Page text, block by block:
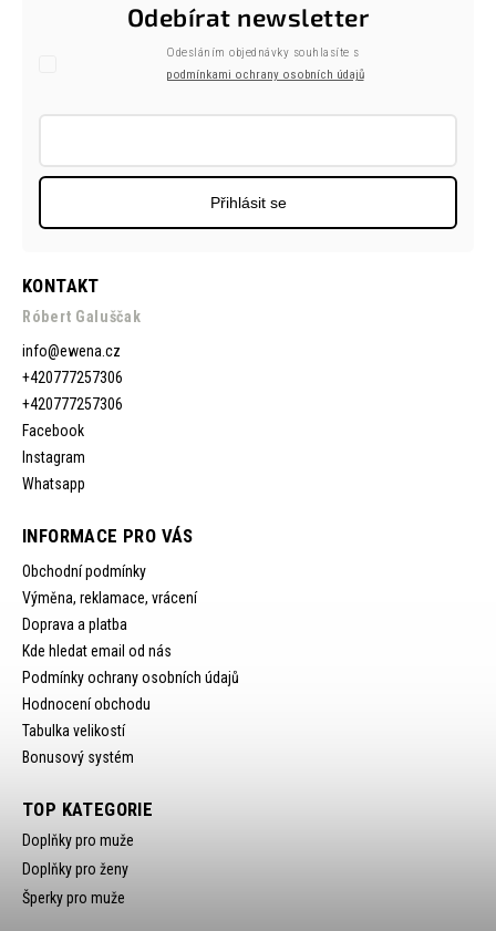
KONTAKT
Róbert Galuščak
info@ewena.cz
+420777257306
+420777257306
Facebook
Instagram
Whatsapp
INFORMACE PRO VÁS
Obchodní podmínky
Výměna, reklamace, vrácení
Doprava a platba
Kde hledat email od nás
Podmínky ochrany osobních údajů
Hodnocení obchodu
Tabulka velikostí
Bonusový systém
Odebírat newsletter
Odesláním objednávky souhlasíte s
podmínkami ochrany osobních údajů
Přihlásit se
TOP KATEGORIE
Doplňky pro muže
Doplňky pro ženy
Šperky pro muže